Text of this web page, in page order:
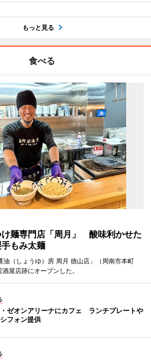
もっと見る
食べる
け麺専門店「周月」 酸味利かせた
もみ太麺
油（しょうゆ）房 周月 徳山店」（周南市本町
屋店跡にオープンした。
ゼオンアリーナにカフェ ランチプレートや
フォン提供